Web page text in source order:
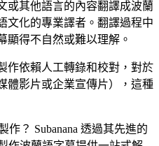
或其他語言的內容翻譯成波蘭
文化的專業譯者。翻譯過程中
顯得不自然或難以理解。
作依賴人工轉錄和校對，對於
體影片或企業宣傳片），這種
作？ Subanana 透過其先進的